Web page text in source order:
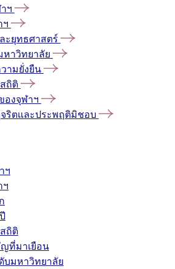
ฯ
ฯ
ะยุทธศาสตร์
าวิทยาลัย
ามยั่งยืน
ถิติ
องจุฬาฯ
จริตและประพฤติมิชอบ
ฯ
ฯ
ถิติ
ที่มาเยือน
บมหาวิทยาลัย